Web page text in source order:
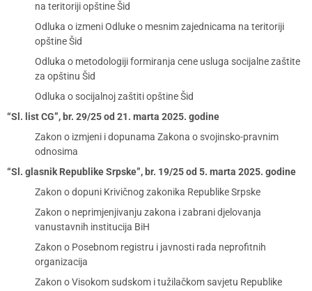
na teritoriji opštine Šid
Odluka o izmeni Odluke o mesnim zajednicama na teritoriji
opštine Šid
Odluka o metodologiji formiranja cene usluga socijalne zaštite
za opštinu Šid
Odluka o socijalnoj zaštiti opštine Šid
“Sl. list CG”, br. 29/25 od 21. marta 2025. godine
Zakon o izmjeni i dopunama Zakona o svojinsko-pravnim
odnosima
“Sl. glasnik Republike Srpske”, br. 19/25 od 5. marta 2025. godine
Zakon o dopuni Krivičnog zakonika Republike Srpske
Zakon o neprimjenjivanju zakona i zabrani djelovanja
vanustavnih institucija BiH
Zakon o Posebnom registru i javnosti rada neprofitnih
organizacija
Zakon o Visokom sudskom i tužilačkom savjetu Republike